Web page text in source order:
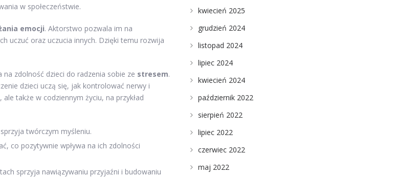
w społeczeństwie.
emocji. Aktorstwo pozwala im na
uczuć oraz uczucia innych. Dzięki temu rozwija
zdolność dzieci do radzenia sobie ze stresem.
dzieci uczą się, jak kontrolować nerwy i
także w codziennym życiu, na przykład
twórczym myśleniu.
co pozytywnie wpływa na ich zdolności
sprzyja nawiązywaniu przyjaźni i budowaniu
kwiecień 2025
grudzień 2024
listopad 2024
lipiec 2024
kwiecień 2024
październik 2022
sierpień 2022
lipiec 2022
czerwiec 2022
maj 2022